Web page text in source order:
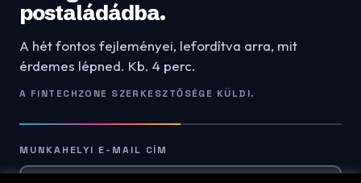
postaládádba.
A hét fontos fejleményei, lefordítva arra, mit
érdemes lépned. Kb. 4 perc.
A FINTECHZONE SZERKESZTŐSÉGE KÜLDI.
MUNKAHELYI E-MAIL CÍM